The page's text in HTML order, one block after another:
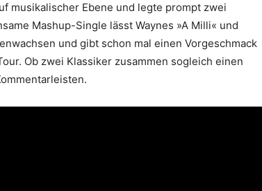
musikalischer Ebene und legte prompt zwei
Mashup-Single lässt Waynes »A Milli« und
und gibt schon mal einen Vorgeschmack
Ob zwei Klassiker zusammen sogleich einen